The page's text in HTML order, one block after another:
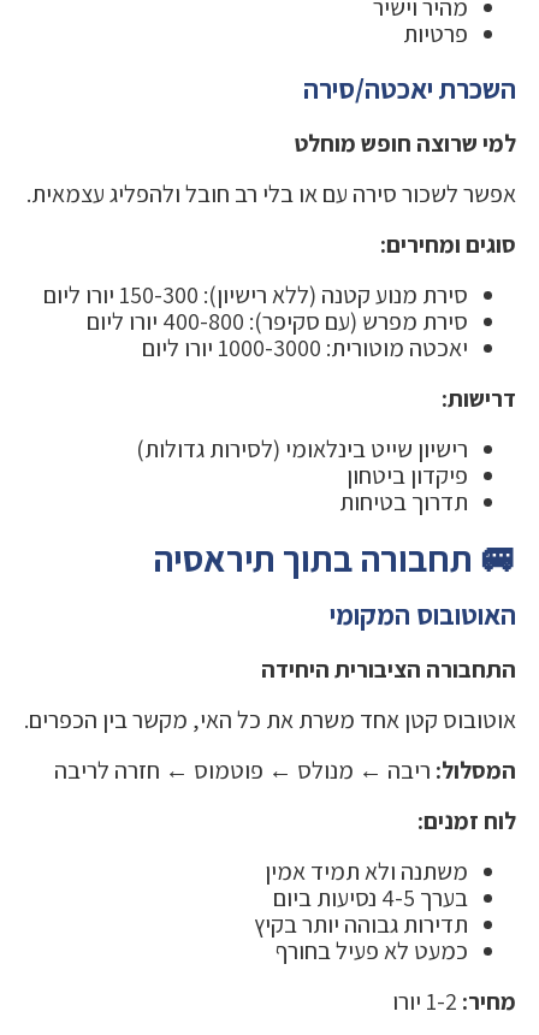
מהיר וישיר
פרטיות
השכרת יאכטה/סירה
למי שרוצה חופש מוחלט
אפשר לשכור סירה עם או בלי רב חובל ולהפליג עצמאית.
סוגים ומחירים:
סירת מנוע קטנה (ללא רישיון): 150-300 יורו ליום
סירת מפרש (עם סקיפר): 400-800 יורו ליום
יאכטה מוטורית: 1000-3000 יורו ליום
דרישות:
רישיון שייט בינלאומי (לסירות גדולות)
פיקדון ביטחון
תדרוך בטיחות
🚐 תחבורה בתוך תיראסיה
האוטובוס המקומי
התחבורה הציבורית היחידה
אוטובוס קטן אחד משרת את כל האי, מקשר בין הכפרים.
המסלול: ריבה ← מנולס ← פוטמוס ← חזרה לריבה
לוח זמנים:
משתנה ולא תמיד אמין
בערך 4-5 נסיעות ביום
תדירות גבוהה יותר בקיץ
כמעט לא פעיל בחורף
מחיר: